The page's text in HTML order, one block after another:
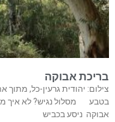
בריכת אבוקה
צילום: יהודית גרעין-כל, מתוך
בטבע מסלול נגיש? לא איך
אבוקה ניסע בכביש